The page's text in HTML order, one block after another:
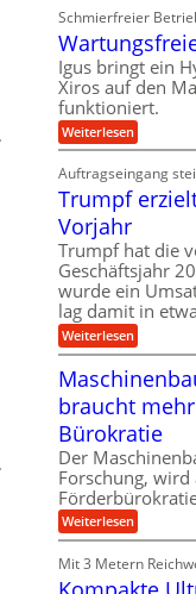
u
n
g
e
n
d
M
a
s
c
h
i
n
e
b
a
u
u
k
r
e
s
l
a
f
g
e
l
s
c
h
i
e
n
e
r
u
n
g
e
n
B
S
C
L
w
e
i
t
e
r
e
n
w
i
Schmierfreier
Igus bringt ein
Xiros auf den
funktioniert.
Weiterlesen:
W
r
u
g
s
f
r
e
i
e
H
b
r
i
d
-
K
u
g
e
l
Auftragseingang
Trumpf
Vorjahr
Trumpf hat die
Geschäftsjahr
wurde ein
lag damit in
Weiterlesen:
T
u
m
p
f
e
r
z
i
e
l
U
m
braucht
Bürokratie
Der
Forschung,
Weiterlesen:
M
s
c
Mit 3 Metern